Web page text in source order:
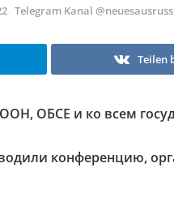
Telegram Kanal
Teilen
ОБСЕ и ко всем
конференцию,